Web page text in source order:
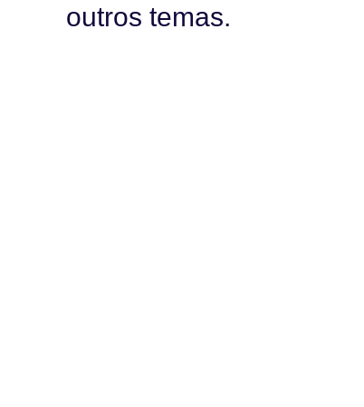
outros temas.